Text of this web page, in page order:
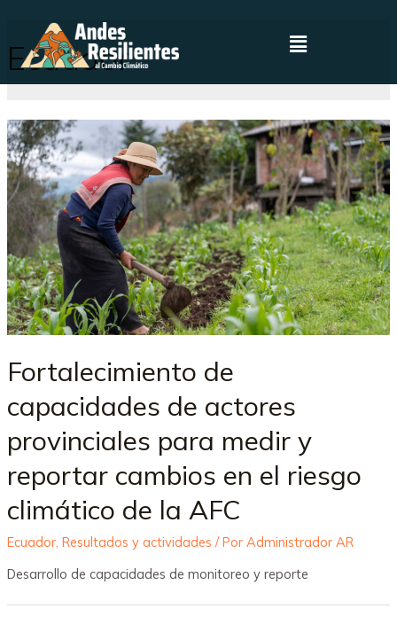
Ecuador
Fortalecimiento de
capacidades de actores
provinciales para medir y
reportar cambios en el riesgo
climático de la AFC
Ecuador, Resultados y actividades / Por Administrador AR
Desarrollo de capacidades de monitoreo y reporte